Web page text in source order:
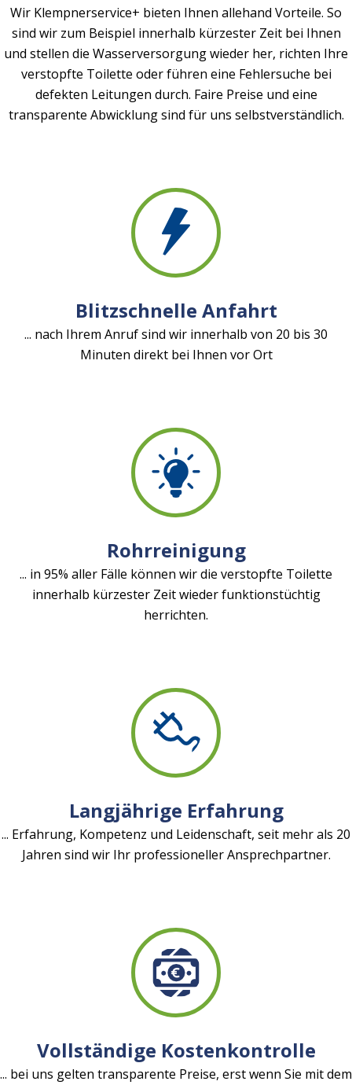
Wir Klempnerservice+ bieten Ihnen allehand Vorteile. So
sind wir zum Beispiel innerhalb kürzester Zeit bei Ihnen
und stellen die Wasserversorgung wieder her, richten Ihre
verstopfte Toilette oder führen eine Fehlersuche bei
defekten Leitungen durch. Faire Preise und eine
transparente Abwicklung sind für uns selbstverständlich.
Blitzschnelle Anfahrt
... nach Ihrem Anruf sind wir innerhalb von 20 bis 30
Minuten direkt bei Ihnen vor Ort
Rohrreinigung
... in 95% aller Fälle können wir die verstopfte Toilette
innerhalb kürzester Zeit wieder funktionstüchtig
herrichten.
Langjährige Erfahrung
... Erfahrung, Kompetenz und Leidenschaft, seit mehr als 20
Jahren sind wir Ihr professioneller Ansprechpartner.
Vollständige Kostenkontrolle
... bei uns gelten transparente Preise, erst wenn Sie mit dem